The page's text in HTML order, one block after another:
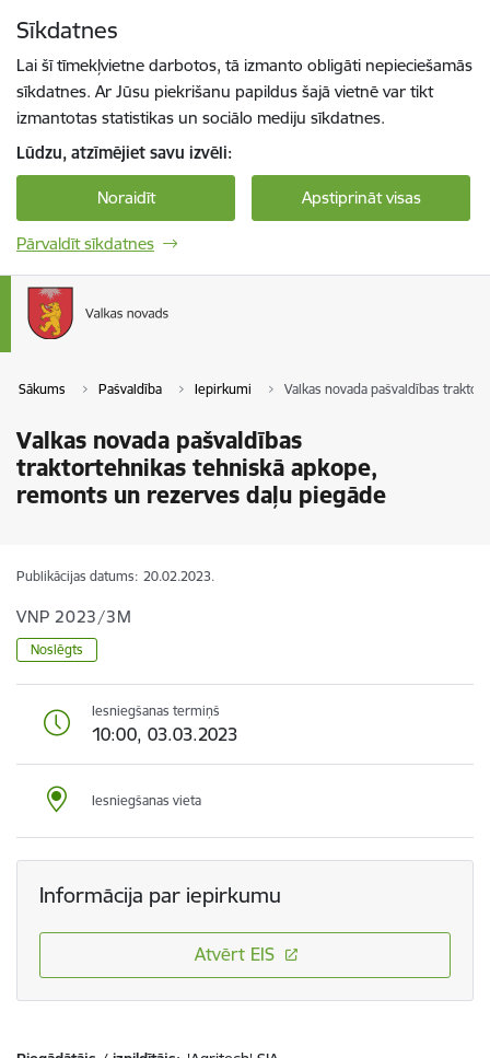
Sīkdatnes
Lai šī tīmekļvietne darbotos, tā izmanto obligāti nepieciešamās
sīkdatnes. Ar Jūsu piekrišanu papildus šajā vietnē var tikt
izmantotas statistikas un sociālo mediju sīkdatnes.
Lūdzu, atzīmējiet savu izvēli:
Noraidīt Apstiprināt visas
Pārvaldīt sīkdatnes
Sākums Pašvaldība Iepirkumi Valkas novada pašvaldības
Valkas novada pašvaldības
traktortehnikas tehniskā apkope,
remonts un rezerves daļu piegāde
Publikācijas datums: 20.02.2023.
VNP 2023/3M
Noslēgts
Iesniegšanas termiņš
10:00, 03.03.2023
Iesniegšanas vieta
Informācija par iepirkumu
Atvērt EIS